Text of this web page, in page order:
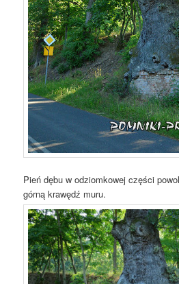
Pień dębu w odziomkowej części
górną krawędź muru.